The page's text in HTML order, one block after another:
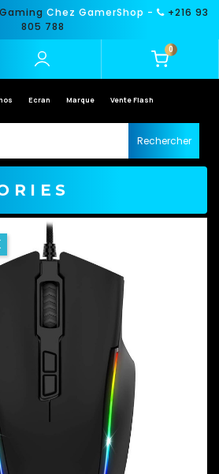
Chez GamerShop -
+216 93
805 788
0
Ecran Marque Vente Flash
Rechercher